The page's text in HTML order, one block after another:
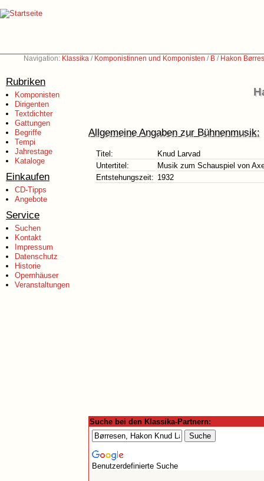
Navigation: Klassika / Komponistinnen und Komponisten / B / Hakon
Rubriken
Komponisten
Dirigenten
Textdichter
Gattungen
Begriffe
Tempi
Jahrestage
Kataloge
Einkaufen
CD-Tipps
Angebote
Service
Suchen
Kontakt
Impressum
Datenschutz
Historie
Opernhäuser
Veranstaltungen
Allgemeine Angaben zur Bühnenmusik:
Titel:
Knud Larvad
Untertitel:
Musik zum Schauspiel von
Entstehungszeit: 1932
Suche bei den Klassika-Partnern:
Benutzerdefinierte Suche